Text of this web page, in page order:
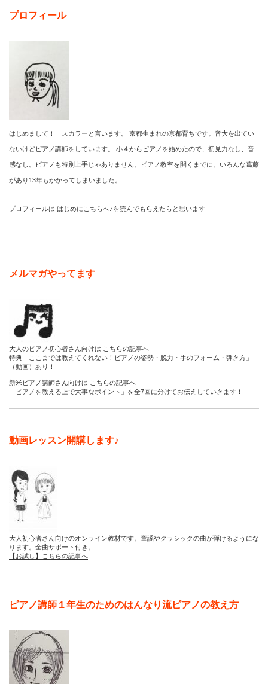
プロフィール
はじめまして！ スカラーと言います。 京都生まれの京都育ちです。音大を出てい
ないけどピアノ講師をしています。 小４からピアノを始めたので、初見力なし、音
感なし。ピアノも特別上手じゃありません。ピアノ教室を開くまでに、いろんな葛藤
があり13年もかかってしまいました。
プロフィールは はじめにこちらへ♪を読んでもらえたらと思います
メルマガやってます
大人のピアノ初心者さん向けは こちらの記事へ
特典「ここまでは教えてくれない！ピアノの姿勢・脱力・手のフォーム・弾き方」
（動画）あり！
新米ピアノ講師さん向けは こちらの記事へ
「ピアノを教える上で大事なポイント」を全7回に分けてお伝えしていきます！
動画レッスン開講します♪
大人初心者さん向けのオンライン教材です。童謡やクラシックの曲が弾けるようにな
ります。全曲サポート付き。
【お試し】こちらの記事へ
ピアノ講師１年生のためのはんなり流ピアノの教え方